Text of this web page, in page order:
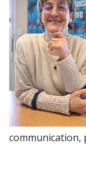
communication,